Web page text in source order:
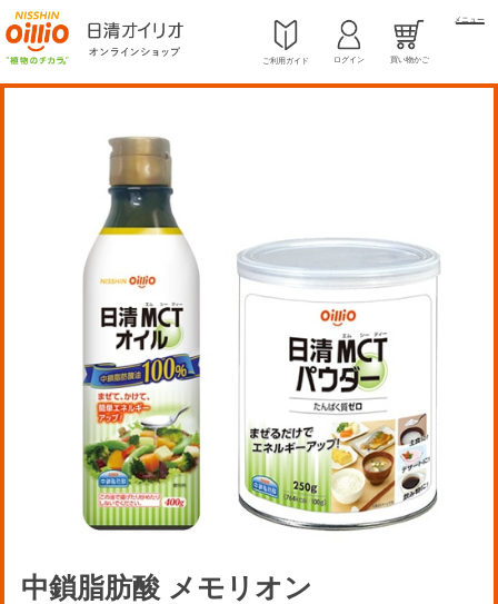
ご利用ガイド ログイン 買い物かご
メニュー
中鎖脂肪酸 メモリオン